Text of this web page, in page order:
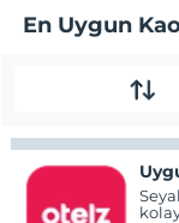
En Uygun